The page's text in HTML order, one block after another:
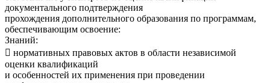
документального подтверждения
прохождения дополнительного образования по программам,
обеспечивающим освоение:
Знаний:
 нормативных правовых актов в области независимой
оценки квалификаций
и особенностей их применения при проведении